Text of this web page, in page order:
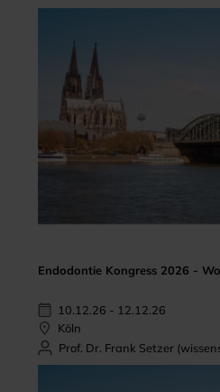
Endodontie Kongress 2026 -
10.12.26 - 12.12.26
Köln
Prof. Dr. Frank Setzer